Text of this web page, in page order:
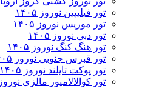
تور فیلیپین نوروز ۱۴۰۵
تور موریس نوروز ۱۴۰۵
تور دبی نوروز ۱۴۰۵
تور هنگ کنگ نوروز ۱۴۰۵
تور قبرس جنوبی نوروز ۱۴۰۵
تور پوکت تایلند نوروز ۱۴۰۵
تور کوالالامپور مالزی نوروز ۱۴۰۵